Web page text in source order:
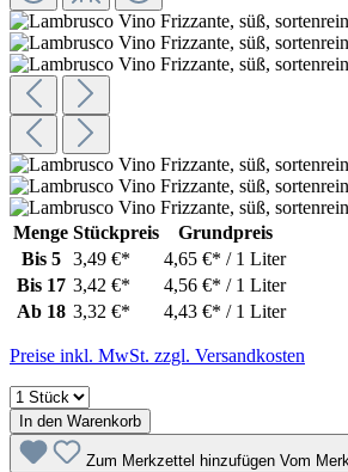
Menge Stückpreis
Grundpreis
Bis 5 3,49 €*
4,65 €* / 1 Liter
Bis 17 3,42 €*
4,56 €* / 1 Liter
Ab 18 3,32 €* 4,43 €* / 1 Liter
Preise inkl. MwSt. zzgl. Versandkosten
In den Warenkorb
Zum Merkzettel hinzufügen Vom